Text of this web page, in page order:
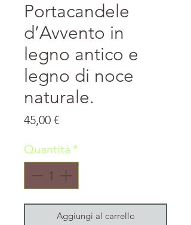
Portacandele
d’Avvento in
legno antico e
legno di noce
naturale.
45,00 €Prezzo
Quantità *
Aggiungi al carrello